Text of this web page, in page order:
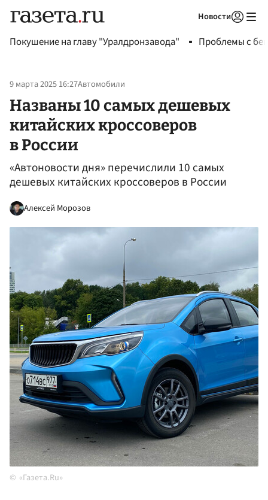
Новости
Покушение на главу "Уралдронзавода" Проблемы с
9 марта 2025 16:27Автомобили
Названы 10 самых дешевых
китайских кроссоверов
в России
«Автоновости дня» перечислили 10 самых
дешевых китайских кроссоверов в России
Алексей Морозов
«Газета.Ru»